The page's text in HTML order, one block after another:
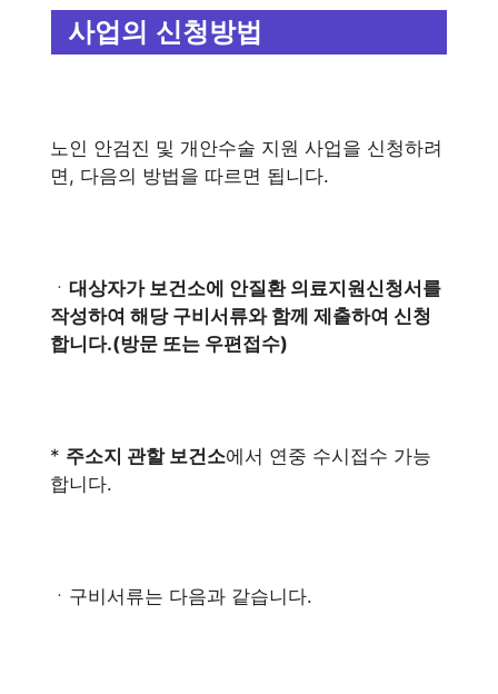
사업의 신청방법
노인 안검진 및 개안수술 지원 사업을 신청하려
면, 다음의 방법을 따르면 됩니다.
ㆍ 대상자가 보건소에 안질환 의료지원신청서를
작성하여 해당 구비서류와 함께 제출하여 신청
합니다.(방문 또는 우편접수)
* 주소지 관할 보건소에서 연중 수시접수 가능
합니다.
ㆍ구비서류는 다음과 같습니다.